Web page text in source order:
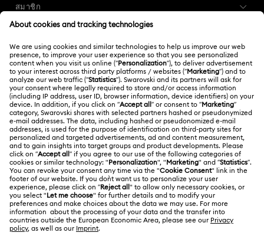
คอลเลกชัน Holiday Magic คอลเลกชัน Hyperbola
คอลเลกชัน Idyllia คอลเลกชัน Idyllia Lilia
คอลเลกชัน Imber คอลเลกชัน Lucent คอลเลกชัน Luna
คอลเลกชัน Matrix คอลเลกชัน Matrix Tennis
คอลเลกชัน Matrix Vittore คอลเลกชัน Mesmera
คอลเลกชัน Millenia คอลเลกชัน Numina
คอลเลกชัน Orbita คอลเลกชัน Signum
ยอดคงเหลือของบัตรของขวัญ
การส่งสินค้า
การส่งคืนและการเปลี่ยน
สถานะการซ่อม
ติดต่อเรา
คู่มือขนาด
ค้นหาร้านค้า
สมาชิก
Swarovski Club
Swarovski Crystal Society (SCS)
เกี่ยวกับเรา
เกี่ยวกับ Swarovski
งานและอาชีพ
Alumni Community
สำหรับมืออาชีพ
ไซต์แมป
Swarovski Created Diamonds
กฎหมาย
ข้อกำหนดการใช้งาน
ข้อกำหนดและเงื่อนไข
นโยบายด้านความเป็นส่วนตัว
ความยินยอมในการใช้คุกกี้
ประเทศไทย
English
ไทย